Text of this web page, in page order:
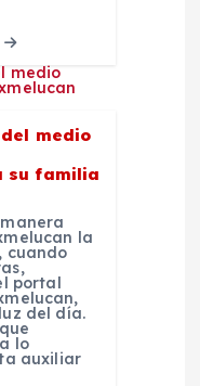
medio
su familia
la
cuando
portal
del día.
lo
auxiliar